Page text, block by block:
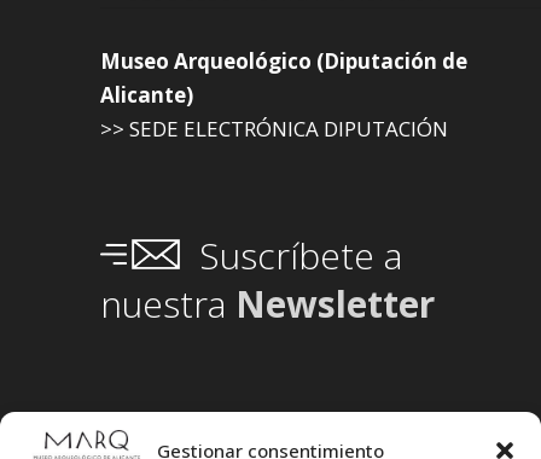
Gestionar consentimiento
Museo Arqueológico (Diputación de
Alicante)
>> SEDE ELECTRÓNICA DIPUTACIÓN
Suscríbete a
nuestra Newsletter